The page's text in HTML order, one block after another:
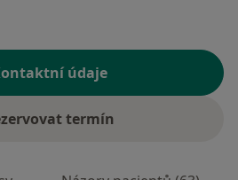
údaje
termín